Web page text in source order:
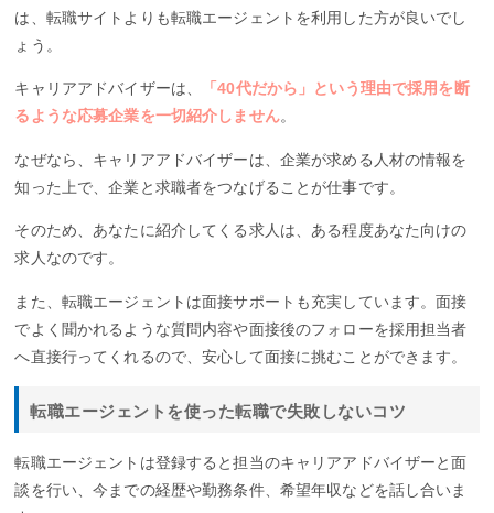
は、転職サイトよりも転職エージェントを利用した方が良いでし
ょう。
キャリアアドバイザーは、
「40代だから」という理由で採用を断
るような応募企業を一切紹介しません。
なぜなら、キャリアアドバイザーは、企業が求める人材の情報を
知った上で、企業と求職者をつなげることが仕事です。
そのため、あなたに紹介してくる求人は、ある程度あなた向けの
求人なのです。
また、転職エージェントは面接サポートも充実しています。面接
でよく聞かれるような質問内容や面接後のフォローを採用担当者
へ直接行ってくれるので、安心して面接に挑むことができます。
転職エージェントを使った転職で失敗しないコツ
転職エージェントは登録すると担当のキャリアアドバイザーと面
談を行い、今までの経歴や勤務条件、希望年収などを話し合いま